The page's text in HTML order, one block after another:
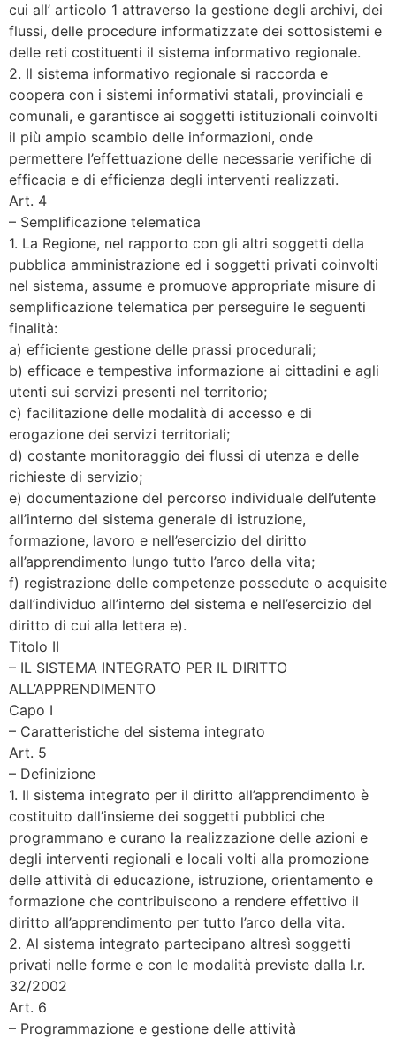
cui all’ articolo 1 attraverso la gestione degli archivi, dei
flussi, delle procedure informatizzate dei sottosistemi e
delle reti costituenti il sistema informativo regionale.
2. Il sistema informativo regionale si raccorda e
coopera con i sistemi informativi statali, provinciali e
comunali, e garantisce ai soggetti istituzionali coinvolti
il più ampio scambio delle informazioni, onde
permettere l’effettuazione delle necessarie verifiche di
efficacia e di efficienza degli interventi realizzati.
Art. 4
– Semplificazione telematica
1. La Regione, nel rapporto con gli altri soggetti della
pubblica amministrazione ed i soggetti privati coinvolti
nel sistema, assume e promuove appropriate misure di
semplificazione telematica per perseguire le seguenti
finalità:
a) efficiente gestione delle prassi procedurali;
b) efficace e tempestiva informazione ai cittadini e agli
utenti sui servizi presenti nel territorio;
c) facilitazione delle modalità di accesso e di
erogazione dei servizi territoriali;
d) costante monitoraggio dei flussi di utenza e delle
richieste di servizio;
e) documentazione del percorso individuale dell’utente
all’interno del sistema generale di istruzione,
formazione, lavoro e nell’esercizio del diritto
all’apprendimento lungo tutto l’arco della vita;
f) registrazione delle competenze possedute o acquisite
dall’individuo all’interno del sistema e nell’esercizio del
diritto di cui alla lettera e).
Titolo II
– IL SISTEMA INTEGRATO PER IL DIRITTO
ALL’APPRENDIMENTO
Capo I
– Caratteristiche del sistema integrato
Art. 5
– Definizione
1. Il sistema integrato per il diritto all’apprendimento è
costituito dall’insieme dei soggetti pubblici che
programmano e curano la realizzazione delle azioni e
degli interventi regionali e locali volti alla promozione
delle attività di educazione, istruzione, orientamento e
formazione che contribuiscono a rendere effettivo il
diritto all’apprendimento per tutto l’arco della vita.
2. Al sistema integrato partecipano altresì soggetti
privati nelle forme e con le modalità previste dalla l.r.
32/2002
Art. 6
– Programmazione e gestione delle attività